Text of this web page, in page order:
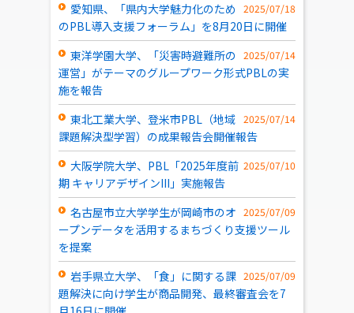
2025/07/18
愛知県、「県内大学魅力化のため
のPBL導入支援フォーラム」を8月20日に開催
2025/07/14
東洋学園大学、「災害時避難所の
運営」がテーマのグループワーク形式PBLの実
施を報告
2025/07/14
東北工業大学、登米市PBL（地域
課題解決型学習）の成果報告会開催報告
2025/07/10
大阪学院大学、PBL「2025年度前
期 キャリアデザインIII」実施報告
2025/07/09
名古屋市立大学学生が岡崎市のオ
ープンデータを活用するまちづくり支援ツール
を提案
2025/07/09
岩手県立大学、「食」に関する課
題解決に向け学生が商品開発、最終審査会を7